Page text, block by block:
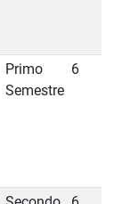
Primo
Semestre
6